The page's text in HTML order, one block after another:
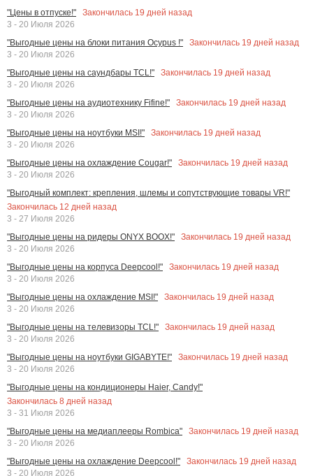
"Цены в отпуске!"
Закончилась 19 дней назад
3 - 20 Июля 2026
"Выгодные цены на блоки питания Ocypus !"
Закончилась 19 дней назад
3 - 20 Июля 2026
"Выгодные цены на саундбары TCL!"
Закончилась 19 дней назад
3 - 20 Июля 2026
"Выгодные цены на аудиотехнику Fifine!"
Закончилась 19 дней назад
3 - 20 Июля 2026
"Выгодные цены на ноутбуки MSI!"
Закончилась 19 дней назад
3 - 20 Июля 2026
"Выгодные цены на охлаждение Cougar!"
Закончилась 19 дней назад
3 - 20 Июля 2026
"Выгодный комплект: крепления, шлемы и сопутствующие товары VR!"
Закончилась 12 дней назад
3 - 27 Июля 2026
"Выгодные цены на ридеры ONYX BOOX!"
Закончилась 19 дней назад
3 - 20 Июля 2026
"Выгодные цены на корпуса Deepcool!"
Закончилась 19 дней назад
3 - 20 Июля 2026
"Выгодные цены на охлаждение MSI!"
Закончилась 19 дней назад
3 - 20 Июля 2026
"Выгодные цены на телевизоры TCL!"
Закончилась 19 дней назад
3 - 20 Июля 2026
"Выгодные цены на ноутбуки GIGABYTE!"
Закончилась 19 дней назад
3 - 20 Июля 2026
"Выгодные цены на кондиционеры Haier, Candy!"
Закончилась 8 дней назад
3 - 31 Июля 2026
"Выгодные цены на медиаплееры Rombica"
Закончилась 19 дней назад
3 - 20 Июля 2026
"Выгодные цены на охлаждение Deepcool!"
Закончилась 19 дней назад
3 - 20 Июля 2026